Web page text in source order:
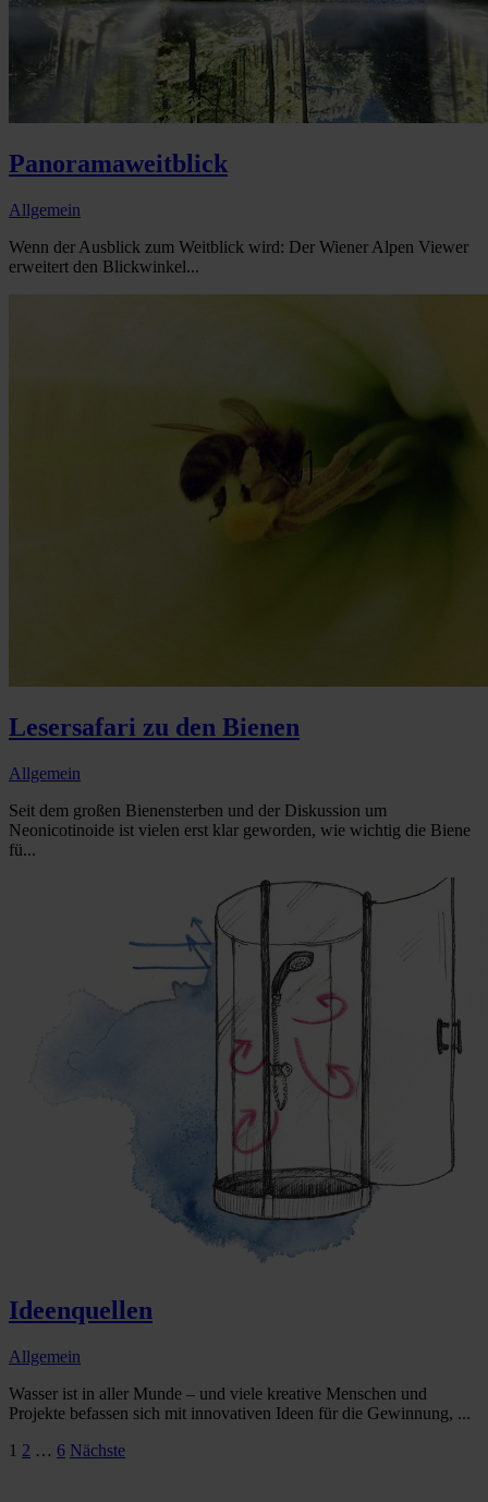
Panoramaweitblick
Allgemein
Wenn der Ausblick zum Weitblick wird: Der Wiener Alpen Viewer
erweitert den Blickwinkel...
Lesersafari zu den Bienen
Allgemein
Seit dem großen Bienensterben und der Diskussion um
Neonicotinoide ist vielen erst klar geworden, wie wichtig die Biene
fü...
Ideenquellen
Allgemein
Wasser ist in aller Munde – und viele kreative Menschen und
Projekte befassen sich mit innovativen Ideen für die Gewinnung, ...
Seitennummerierung
1 2 … 6 Nächste